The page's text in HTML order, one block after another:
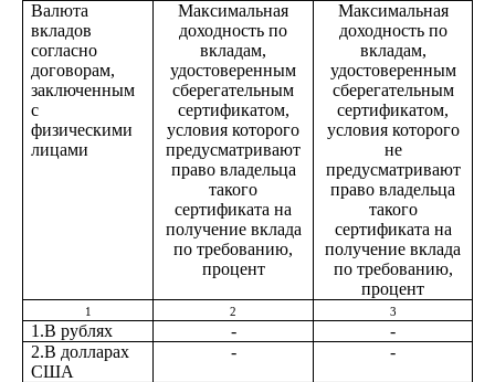
Валюта
вкладов
согласно
договорам,
заключенным
с
физическими
лицами
Максимальная
доходность по
вкладам,
удостоверенным
сберегательным
сертификатом,
условия которого
предусматривают
право владельца
такого
сертификата на
получение вклада
по требованию,
процент
Максимальная
доходность по
вкладам,
удостоверенным
сберегательным
сертификатом,
условия которого
не
предусматривают
право владельца
такого
сертификата на
получение вклада
по требованию,
процент
1 2 3
1.В рублях -
-
2.В долларах
США
- -